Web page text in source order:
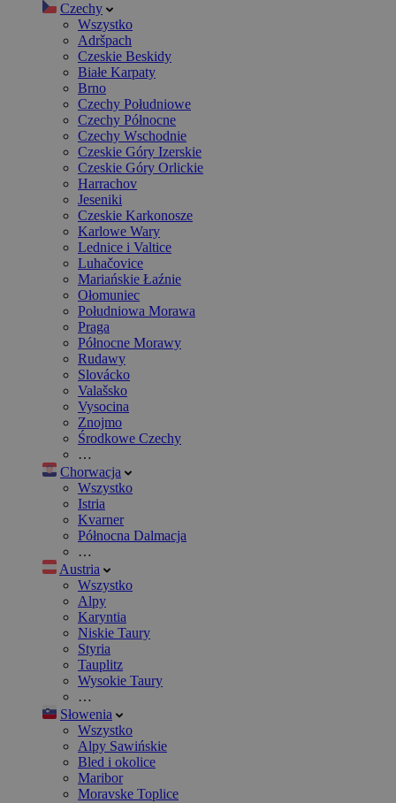
Czechy
Wszystko
Adršpach
Czeskie Beskidy
Białe Karpaty
Brno
Czechy Południowe
Czechy Północne
Czechy Wschodnie
Czeskie Góry Izerskie
Czeskie Góry Orlickie
Harrachov
Jeseniki
Czeskie Karkonosze
Karlowe Wary
Lednice i Valtice
Luhačovice
Mariańskie Łaźnie
Ołomuniec
Południowa Morawa
Praga
Północne Morawy
Rudawy
Slovácko
Valašsko
Vysocina
Znojmo
Środkowe Czechy
…
Chorwacja
Wszystko
Istria
Kvarner
Północna Dalmacja
…
Austria
Wszystko
Alpy
Karyntia
Niskie Taury
Styria
Tauplitz
Wysokie Taury
…
Słowenia
Wszystko
Alpy Sawińskie
Bled i okolice
Maribor
Moravske Toplice